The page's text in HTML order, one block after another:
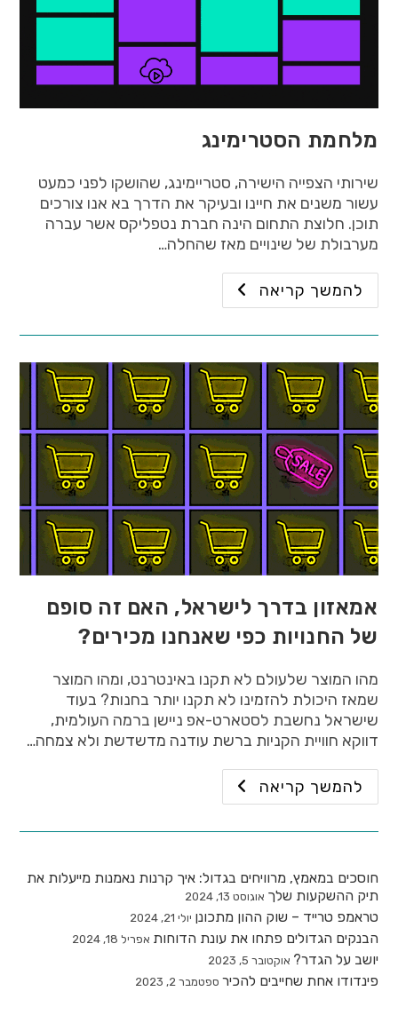
מלחמת הסטרימינג
שירותי הצפייה הישירה, סטריימינג, שהושקו לפני כמעט
עשור משנים את חיינו ובעיקר את הדרך בא אנו צורכים
תוכן. חלוצת התחום הינה חברת נטפליקס אשר עברה
מערבולת של שינויים מאז שהחלה…
להמשך קריאה
אמאזון בדרך לישראל, האם זה סופם
של החנויות כפי שאנחנו מכירים?
מהו המוצר שלעולם לא תקנו באינטרנט, ומהו המוצר
שמאז היכולת להזמינו לא תקנו יותר בחנות? בעוד
שישראל נחשבת לסטארט-אפ ניישן ברמה העולמית,
דווקא חוויית הקניות ברשת עודנה מדשדשת ולא צמחה…
להמשך קריאה
חוסכים במאמץ, מרוויחים בגדול: איך קרנות נאמנות מייעלות את
תיק ההשקעות שלך אוגוסט 13, 2024
טראמפ טרייד – שוק ההון מתכונן יולי 21, 2024
הבנקים הגדולים פתחו את עונת הדוחות אפריל 18, 2024
יושב על הגדר? אוקטובר 5, 2023
פינדודו אחת שחייבים להכיר ספטמבר 2, 2023